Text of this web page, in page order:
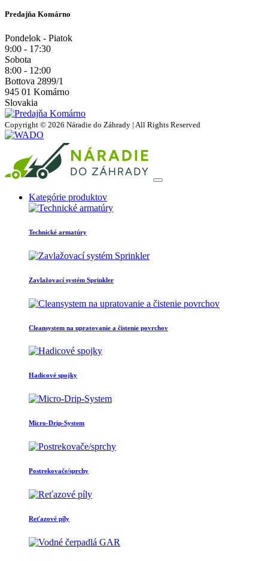
Predajňa Komárno
Pondelok - Piatok
9:00 - 17:30
Sobota
8:00 - 12:00
Bottova 2899/1
945 01 Komárno
Slovakia
Copyright © 2026 Náradie do Záhrady | All Rights Reserved
Kategórie produktov
Technické armatúry
Zavlažovací systém Sprinkler
Cleansystem na upratovanie a čistenie povrchov
Hadicové spojky
Micro-Drip-System
Postrekovače/sprchy
Reťazové píly